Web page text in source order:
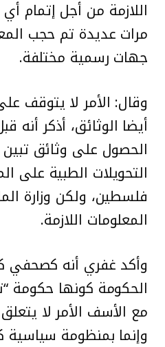
اللازمة من أجل إتمام
مرات عديدة تم حجب
جهات رسمية مختلفة.
وقال: الأمر لا يتوقف
أيضا الوثائق، أذكر أنه
الحصول على وثائق تبين
التحويلات الطبية على
فلسطين، ولكن وزارة
المعلومات اللازمة.
وأكد غفري أنه كصحفي
الحكومة كونها حكومة
مع الأسف الأمر لا
وإنما بمنظومة سياسية